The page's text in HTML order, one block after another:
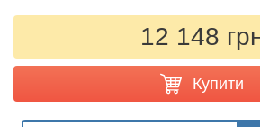
12 148
Купити